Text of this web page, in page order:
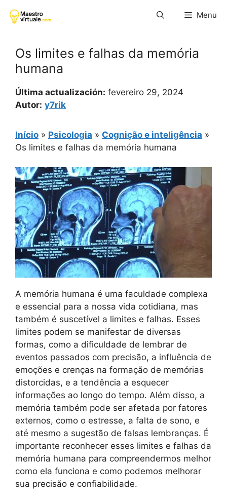
para
Menu
Os limites e falhas da memória
humana
Última actualización: fevereiro 29, 2024
Autor: y7rik
Início » Psicologia » Cognição e inteligência »
Os limites e falhas da memória humana
A memória humana é uma faculdade complexa
e essencial para a nossa vida cotidiana, mas
também é suscetível a limites e falhas. Esses
limites podem se manifestar de diversas
formas, como a dificuldade de lembrar de
eventos passados com precisão, a influência de
emoções e crenças na formação de memórias
distorcidas, e a tendência a esquecer
informações ao longo do tempo. Além disso, a
memória também pode ser afetada por fatores
externos, como o estresse, a falta de sono, e
até mesmo a sugestão de falsas lembranças. É
importante reconhecer esses limites e falhas da
memória humana para compreendermos melhor
como ela funciona e como podemos melhorar
sua precisão e confiabilidade.